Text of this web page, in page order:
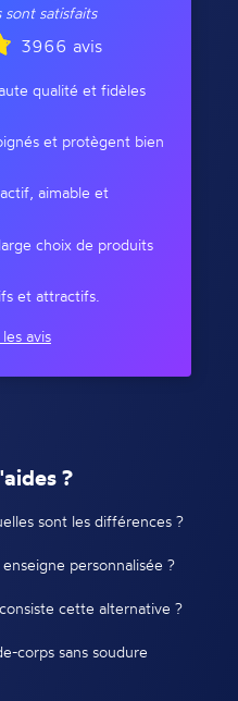
sont satisfaits
3966 avis
qualité et fidèles
et protègent bien
aimable et
choix de produits
et attractifs.
avis
?
sont les différences ?
personnalisée ?
cette alternative ?
corps sans soudure